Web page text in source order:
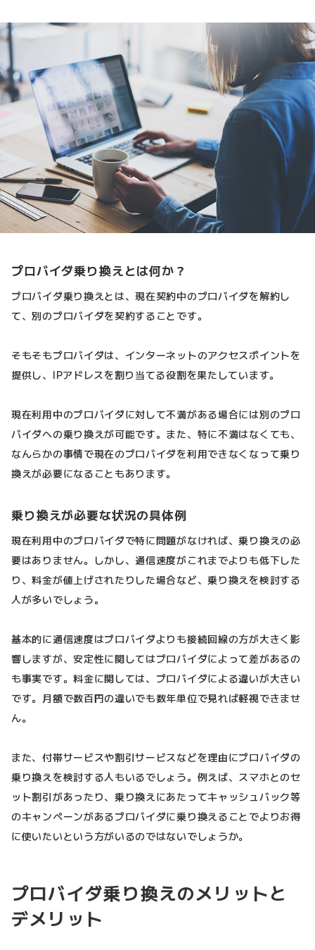
プロバイダ乗り換えとは何か？
プロバイダ乗り換えとは、現在契約中のプロバイダを解約し
て、別のプロバイダを契約することです。
そもそもプロバイダは、インターネットのアクセスポイントを
提供し、IPアドレスを割り当てる役割を果たしています。
現在利用中のプロバイダに対して不満がある場合には別のプロ
バイダへの乗り換えが可能です。また、特に不満はなくても、
なんらかの事情で現在のプロバイダを利用できなくなって乗り
換えが必要になることもあります。
乗り換えが必要な状況の具体例
現在利用中のプロバイダで特に問題がなければ、乗り換えの必
要はありません。しかし、通信速度がこれまでよりも低下した
り、料金が値上げされたりした場合など、乗り換えを検討する
人が多いでしょう。
基本的に通信速度はプロバイダよりも接続回線の方が大きく影
響しますが、安定性に関してはプロバイダによって差があるの
も事実です。料金に関しては、プロバイダによる違いが大きい
です。月額で数百円の違いでも数年単位で見れば軽視できませ
ん。
また、付帯サービスや割引サービスなどを理由にプロバイダの
乗り換えを検討する人もいるでしょう。例えば、スマホとのセ
ット割引があったり、乗り換えにあたってキャッシュバック等
のキャンペーンがあるプロバイダに乗り換えることでよりお得
に使いたいという方がいるのではないでしょうか。
プロバイダ乗り換えのメリットと
デメリット